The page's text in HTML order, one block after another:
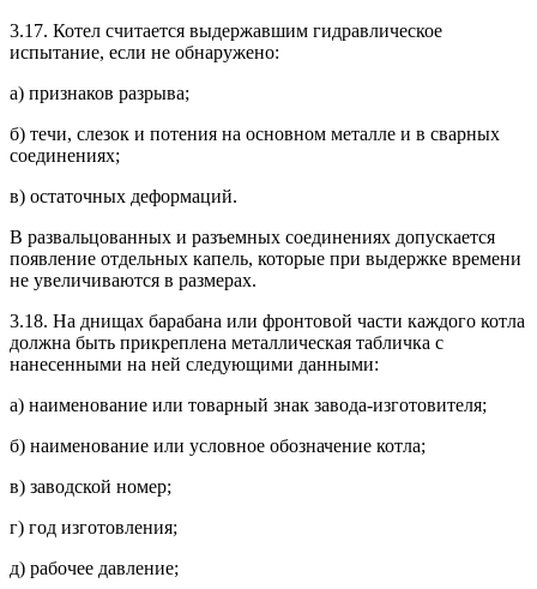
3.17. Котел считается выдержавшим гидравлическое
испытание, если не обнаружено:
а) признаков разрыва;
б) течи, слезок и потения на основном металле и в сварных
соединениях;
в) остаточных деформаций.
В развальцованных и разъемных соединениях допускается
появление отдельных капель, которые при выдержке времени
не увеличиваются в размерах.
3.18. На днищах барабана или фронтовой части каждого котла
должна быть прикреплена металлическая табличка с
нанесенными на ней следующими данными:
а) наименование или товарный знак завода-изготовителя;
б) наименование или условное обозначение котла;
в) заводской номер;
г) год изготовления;
д) рабочее давление;